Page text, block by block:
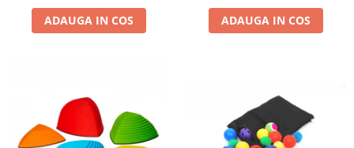
Jocuri matematice
Jucării de sortare
Dezvoltare vestibulara
Echilibru
Jucarii de echilibru
ADAUGA IN COS ADAUGA IN COS